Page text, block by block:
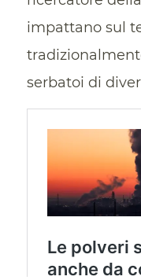
impattano sul
serbatoi di